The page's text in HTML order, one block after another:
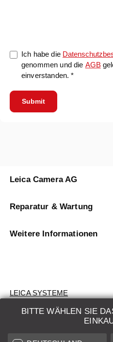
Ich habe die
genommen und die AGB
einverstanden. *
Submit
BITTE WÄHLEN SIE
Leica Camera AG
Reparatur & Wartung
Weitere Informationen
LEICA SYSTEME
BEWERTUNG